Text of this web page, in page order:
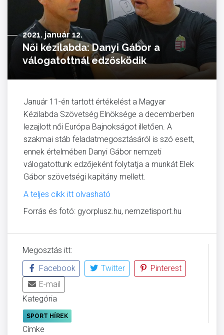
2021. január 12.
Női kézilabda: Danyi Gábor a
válogatottnál edzősködik
Január 11-én tartott értékelést a Magyar
Kézilabda Szövetség Elnöksége a decemberben
lezajlott női Európa Bajnokságot illetően. A
szakmai stáb feladatmegosztásáról is szó esett,
ennek értelmében Danyi Gábor nemzeti
válogatottunk edzőjeként folytatja a munkát Elek
Gábor szövetségi kapitány mellett.
A teljes cikk itt olvasható
Forrás és fotó: gyorplusz.hu, nemzetisport.hu
Megosztás itt:
Facebook
Twitter
Pinterest
E-mail
Kategória
SPORT HÍREK
Címke